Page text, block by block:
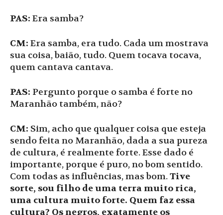
PAS: Era samba?
CM: Era samba, era tudo. Cada um mostrava
sua coisa, baião, tudo. Quem tocava tocava,
quem cantava cantava.
PAS: Pergunto porque o samba é forte no
Maranhão também, não?
CM: Sim, acho que qualquer coisa que esteja
sendo feita no Maranhão, dada a sua pureza
de cultura, é realmente forte. Esse dado é
importante, porque é puro, no bom sentido.
Com todas as influências, mas bom.Tive
sorte, sou filho de uma terra muito rica,
uma cultura muito forte. Quem faz essa
cultura? Os negros, exatamente os